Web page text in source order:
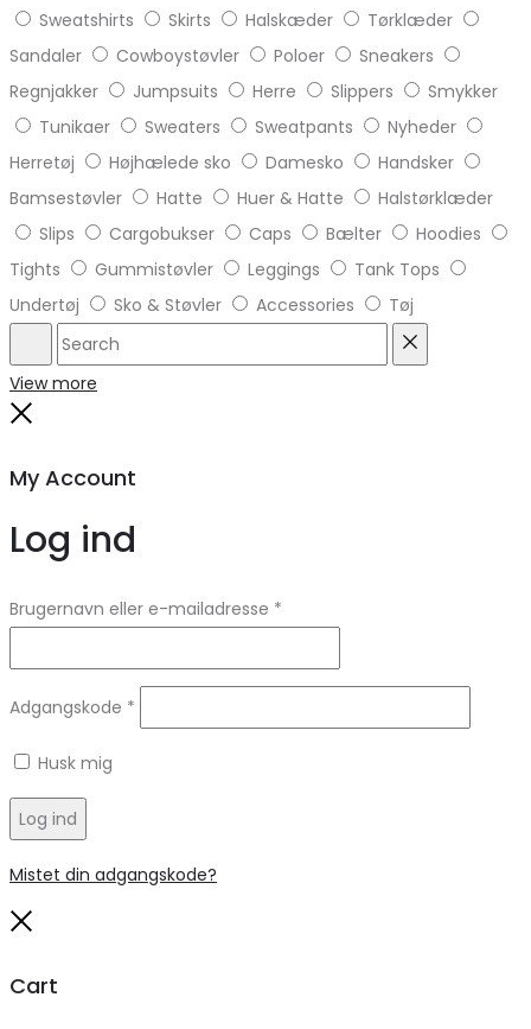
Sweatshirts
Skirts Halskæder
Tørklæder
Sandaler
Cowboystøvler Poloer
Sneakers
Regnjakker
Jumpsuits Herre Slippers
Smykker
Tunikaer
Sweaters Sweatpants
Nyheder
Herretøj
Højhælede sko Damesko
Handsker
Bamsestøvler
Hatte Huer & Hatte
Halstørklæder
Slips
Cargobukser Caps Bælter
Hoodies
Tights
Gummistøvler Leggings
Tank Tops
Undertøj
Sko & Støvler Accessories Tøj
Search
View more
My Account
Log ind
Brugernavn eller e-mailadresse *
Adgangskode *
Husk mig
Log ind
Mistet din adgangskode?
Cart